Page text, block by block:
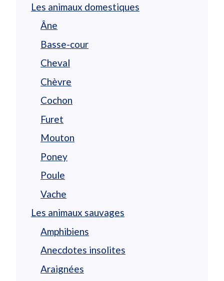
Les animaux domestiques
Âne
Basse-cour
Cheval
Chèvre
Cochon
Furet
Mouton
Poney
Poule
Vache
Les animaux sauvages
Amphibiens
Anecdotes insolites
Araignées